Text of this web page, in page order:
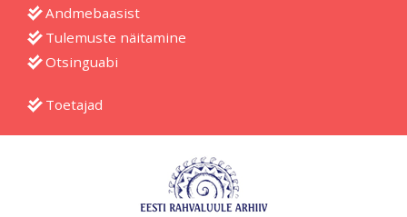
Andmebaasist
Tulemuste näitamine
Otsinguabi
Toetajad